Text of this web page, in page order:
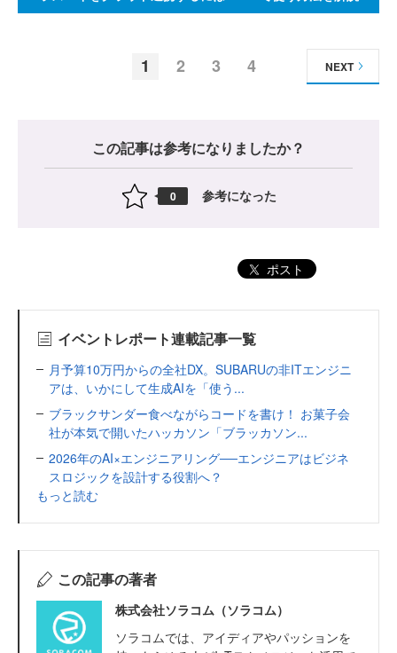
1 2 3 4 NEXT
この記事は参考になりましたか？
0 参考になった
ポスト
イベントレポート連載記事一覧
月予算10万円からの全社DX。SUBARUの非ITエンジニ
アは、いかにして生成AIを「使う...
ブラックサンダー食べながらコードを書け！ お菓子会
社が本気で開いたハッカソン「ブラッカソン...
2026年のAI×エンジニアリング──エンジニアはビジネ
スロジックを設計する役割へ？
もっと読む
この記事の著者
株式会社ソラコム（ソラコム）
ソラコムでは、アイディアやパッションを